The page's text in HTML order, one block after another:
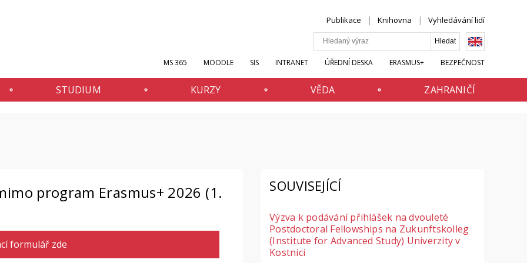
Publikace Knihovna Vyhledávání lidí
MS 365 MOODLE SIS INTRANET ÚŘEDNÍ DESKA ERASMUS+ BEZPEČNOST
STUDIUM KURZY VĚDA ZAHRANIČÍ
program Erasmus+ 2026 (1.
formulář zde
SOUVISEJÍCÍ
Výzva k podávání přihlášek na dvouleté
Postdoctoral Fellowships na Zukunftskolleg
(Institute for Advanced Study) Univerzity v
Kostnici